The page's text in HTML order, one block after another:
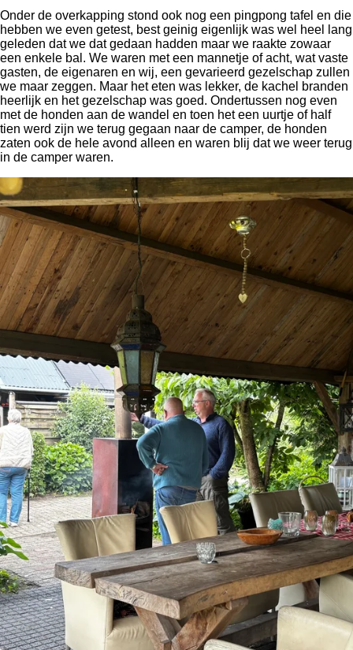
Onder de overkapping stond ook nog een pingpong tafel en die
hebben we even getest, best geinig eigenlijk was wel heel lang
geleden dat we dat gedaan hadden maar we raakte zowaar
een enkele bal. We waren met een mannetje of acht, wat vaste
gasten, de eigenaren en wij, een gevarieerd gezelschap zullen
we maar zeggen. Maar het eten was lekker, de kachel branden
heerlijk en het gezelschap was goed. Ondertussen nog even
met de honden aan de wandel en toen het een uurtje of half
tien werd zijn we terug gegaan naar de camper, de honden
zaten ook de hele avond alleen en waren blij dat we weer terug
in de camper waren.